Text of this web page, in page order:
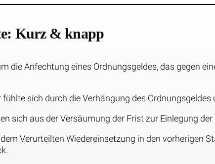
Kurz & knapp
die Anfechtung eines Ordnungsgeldes, das gegen
fühlte sich durch die Verhängung des
sich aus der Versäumung der Frist zur Einlegung
Verurteilten Wiedereinsetzung in den vorherigen